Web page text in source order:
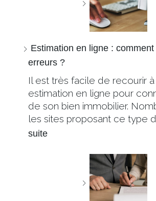
Estimation en ligne :
erreurs ?
Il est très facile de recourir
estimation en ligne pour
de son bien immobilier.
les sites proposant ce type
suite